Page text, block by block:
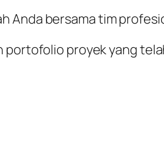
Anda bersama tim
proyek yang